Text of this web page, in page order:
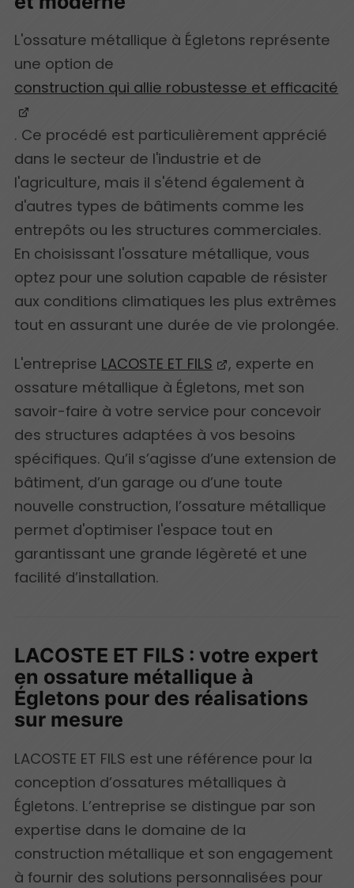
L'ossature métallique à Égletons représente
une option de
construction qui allie robustesse et efficacité
. Ce procédé est particulièrement apprécié
dans le secteur de l'industrie et de
l'agriculture, mais il s'étend également à
d'autres types de bâtiments comme les
entrepôts ou les structures commerciales.
En choisissant l'ossature métallique, vous
optez pour une solution capable de résister
aux conditions climatiques les plus extrêmes
tout en assurant une durée de vie prolongée.
L'entreprise LACOSTE ET FILS
, experte en
ossature métallique à Égletons, met son
savoir-faire à votre service pour concevoir
des structures adaptées à vos besoins
spécifiques. Qu’il s’agisse d’une extension de
bâtiment, d’un garage ou d’une toute
nouvelle construction, l’ossature métallique
permet d'optimiser l'espace tout en
garantissant une grande légèreté et une
facilité d’installation.
LACOSTE ET FILS : votre expert
en ossature métallique à
Égletons pour des réalisations
sur mesure
LACOSTE ET FILS est une référence pour la
conception d’ossatures métalliques à
Égletons. L’entreprise se distingue par son
expertise dans le domaine de la
construction métallique et son engagement
à fournir des solutions personnalisées pour